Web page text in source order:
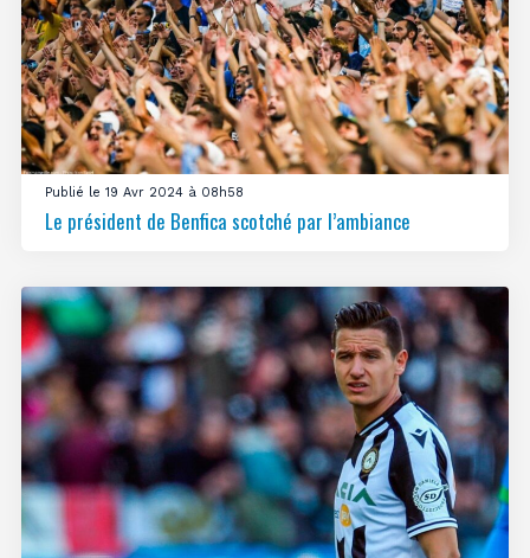
Publié le 19 Avr 2024 à 08h58
Le président de Benfica scotché par l’ambiance